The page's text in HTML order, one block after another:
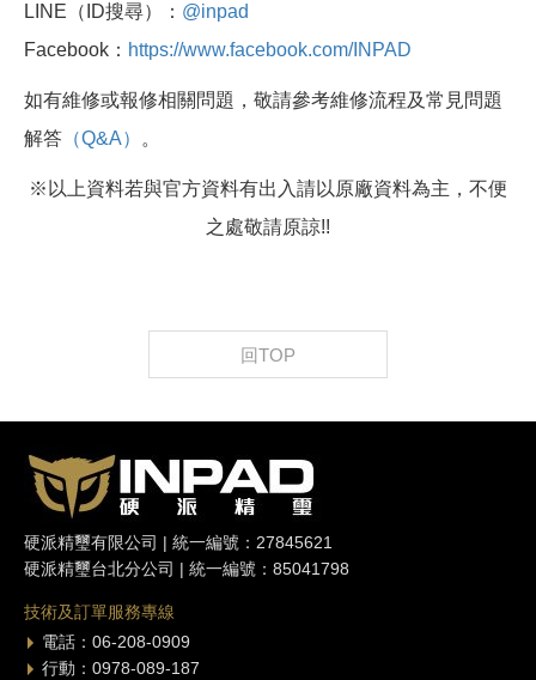
LINE（ID搜尋）： @inpad
Facebook： https://www.facebook.com/INPAD
如有維修或報修相關問題，敬請參考維修流程及常見問題
解答 （Q&A） 。
※以上資料若與官方資料有出入請以原廠資料為主，不便
之處敬請原諒!!
回TOP
硬派精璽有限公司 | 統一編號：27845621
硬派精璽台北分公司 | 統一編號：85041798
技術及訂單服務專線
電話：06-208-0909
行動：0978-089-187